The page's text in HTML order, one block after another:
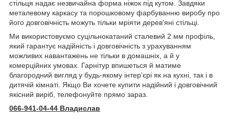
стільця надає незвичайна форма ніжок під кутом. Завдяки
металевому каркасу та порошковому фарбуванню виробу про
його довговічність можуть тільки мріяти дерев'яні стільці.
Ми використовуємо суцільнокатаний сталевий 2 мм профіль,
який гарантує надійність і довговічність з урахуванням
можливих навантажень не тільки в домашніх, а й у
комерційних умовах. Гарнітур впишеться й матиме
благородний вигляд у будь-якому інтер'єрі як на кухні, так і в
дитячій кімнаті. Якщо Ви хочете купити надійний і довговічний
якісний виріб, телефонуйте прямо зараз.
066-941-04-44 Владислав